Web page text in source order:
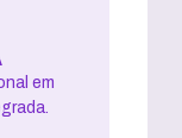
em